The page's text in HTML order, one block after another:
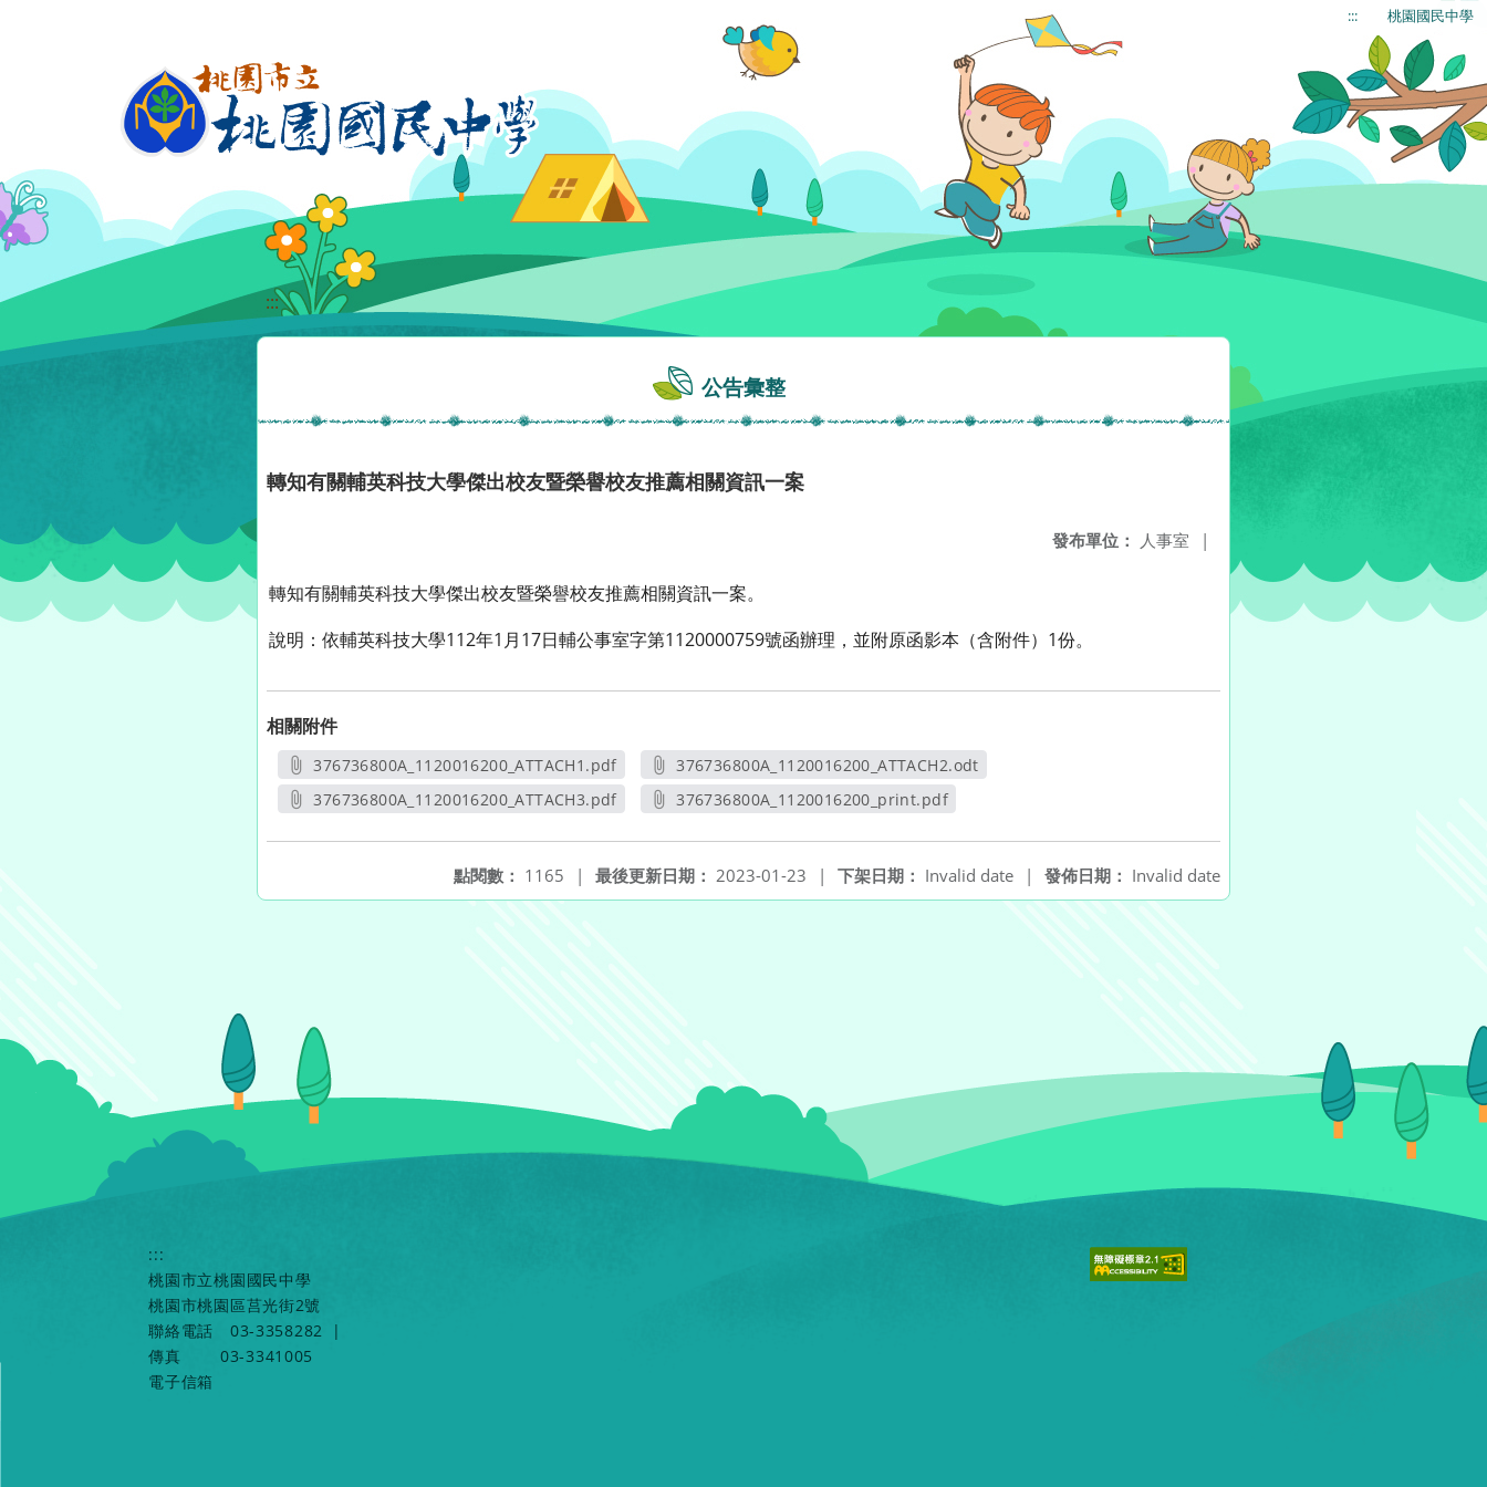
::: 桃園國民中學
:::
公告彙整
轉知有關輔英科技大學傑出校友暨榮譽校友推薦相關資訊一案
發布單位： 人事室 |
轉知有關輔英科技大學傑出校友暨榮譽校友推薦相關資訊一案。
說明：依輔英科技大學112年1月17日輔公事室字第1120000759號函辦理，並附原函影本（含附件）1份。
相關附件
376736800A_1120016200_ATTACH1.pdf
另開新視窗
376736800A_1120016200_ATTACH2.odt
另開新視窗
376736800A_1120016200_ATTACH3.pdf
376736800A_1120016200_print.pdf
發佈日期： Invalid date
下架日期： Invalid date |
最後更新日期： 2023-01-23 |
點閱數： 1165 |
:::
桃園市立桃園國民中學
桃園市桃園區莒光街2號
聯絡電話
03-3358282
|
傳真
03-3341005
電子信箱